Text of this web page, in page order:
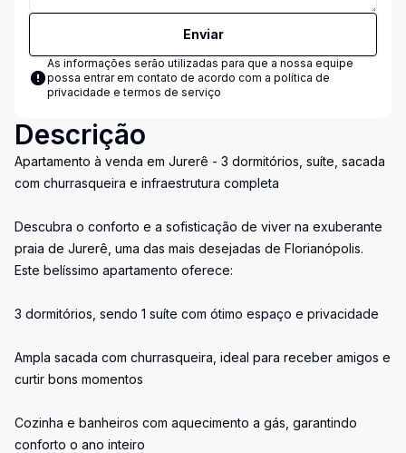
Enviar
As informações serão utilizadas para que a nossa equipe
possa entrar em contato de acordo com a política de
privacidade e termos de serviço
Descrição
Apartamento à venda em Jurerê - 3 dormitórios, suíte, sacada
com churrasqueira e infraestrutura completa
Descubra o conforto e a sofisticação de viver na exuberante
praia de Jurerê, uma das mais desejadas de Florianópolis.
Este belíssimo apartamento oferece:
3 dormitórios, sendo 1 suíte com ótimo espaço e privacidade
Ampla sacada com churrasqueira, ideal para receber amigos e
curtir bons momentos
Cozinha e banheiros com aquecimento a gás, garantindo
conforto o ano inteiro